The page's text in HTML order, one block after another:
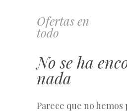
Ofertas en
todo
Saltar
al
No se ha
nada
Parece que no hemos